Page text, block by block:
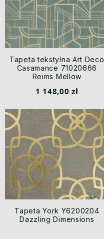
Tapeta tekstylna Art Deco
Casamance 71020666
Reims Mellow
1 148,00 zł
Tapeta York Y6200204
Dazzling Dimensions